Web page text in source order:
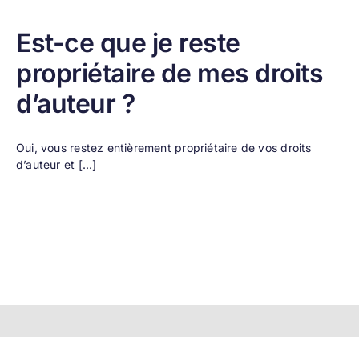
Est-ce que je reste
propriétaire de mes droits
d’auteur ?
Oui, vous restez entièrement propriétaire de vos droits
d’auteur et [...]